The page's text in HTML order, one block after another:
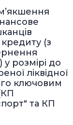
(з
розмірі до
ліквідної
ключовим
та КП